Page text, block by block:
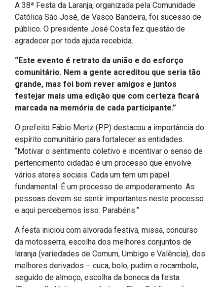
Seletivo Simplificado
Concursos
Instruções Normativas
Licitações
Dispensas e Inexigibilidades
Chamamentos Públicos
Leis, Decretos e Portarias
Transparência
Portal da Transparência
Radar da Transparência
Cespro
Outros
Downloads
A 38ª Festa da Laranja, organizada pela Comunidade
Católica São José, de Vasco Bandeira, foi sucesso de
público. O presidente José Costa fez questão de
agradecer por toda ajuda recebida.
“Este evento é retrato da união e do esforço
comunitário. Nem a gente acreditou que seria tão
grande, mas foi bom rever amigos e juntos
festejar mais uma edição que com certeza ficará
marcada na memória de cada participante.”
O prefeito Fábio Mertz (PP) destacou a importância do
espírito comunitário para fortalecer as entidades.
“Motivar o sentimento coletivo e incentivar o senso de
pertencimento cidadão é um processo que envolve
vários atores sociais. Cada um tem um papel
fundamental. É um processo de empoderamento. As
pessoas devem se sentir importantes neste processo
e aqui percebemos isso. Parabéns.”
A festa iniciou com alvorada festiva, missa, concurso
da motosserra, escolha dos melhores conjuntos de
laranja (variedades de Comum, Umbigo e Valência), dos
melhores derivados – cuca, bolo, pudim e rocambole,
seguido de almoço, escolha da boneca da festa